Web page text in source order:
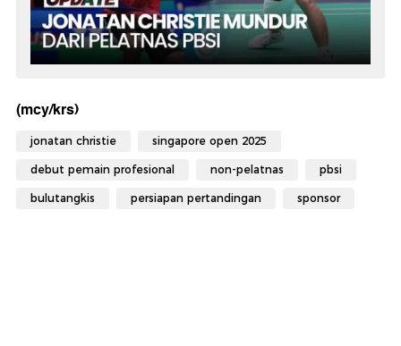
(mcy/krs)
jonatan christie singapore open 2025
debut pemain profesional non-pelatnas pbsi
bulutangkis persiapan pertandingan sponsor